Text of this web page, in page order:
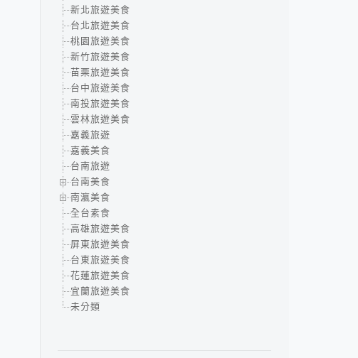
新北旅遊美食
台北旅遊美食
桃園旅遊美食
新竹旅遊美食
苗栗旅遊美食
台中旅遊美食
南投旅遊美食
雲林旅遊美食
嘉義旅遊
嘉義美食
台南旅遊
台南美食
南瀛美食
全台素食
高雄旅遊美食
屏東旅遊美食
台東旅遊美食
花蓮旅遊美食
宜蘭旅遊美食
未分類